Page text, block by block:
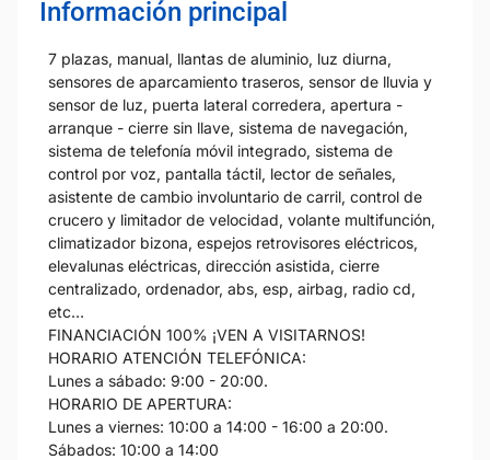
Información principal
7 plazas, manual, llantas de aluminio, luz diurna,
sensores de aparcamiento traseros, sensor de lluvia y
sensor de luz, puerta lateral corredera, apertura -
arranque - cierre sin llave, sistema de navegación,
sistema de telefonía móvil integrado, sistema de
control por voz, pantalla táctil, lector de señales,
asistente de cambio involuntario de carril, control de
crucero y limitador de velocidad, volante multifunción,
climatizador bizona, espejos retrovisores eléctricos,
elevalunas eléctricas, dirección asistida, cierre
centralizado, ordenador, abs, esp, airbag, radio cd,
etc…
FINANCIACIÓN 100% ¡VEN A VISITARNOS!
HORARIO ATENCIÓN TELEFÓNICA:
Lunes a sábado: 9:00 - 20:00.
HORARIO DE APERTURA:
Lunes a viernes: 10:00 a 14:00 - 16:00 a 20:00.
Sábados: 10:00 a 14:00